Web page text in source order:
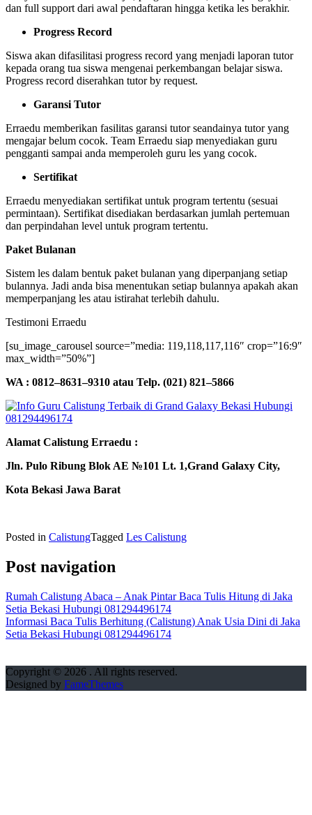
dan full support dari awal pendaftaran hingga ketika les berakhir.
Progress Record
Siswa akan difasilitasi progress record yang menjadi laporan tutor
kepada orang tua siswa mengenai perkembangan belajar siswa.
Progress record diserahkan tutor by request.
Garansi Tutor
Erraedu memberikan fasilitas garansi tutor seandainya tutor yang
mengajar belum cocok. Team Erraedu siap menyediakan guru
pengganti sampai anda memperoleh guru les yang cocok.
Sertifikat
Erraedu menyediakan sertifikat untuk program tertentu (sesuai
permintaan). Sertifikat disediakan berdasarkan jumlah pertemuan
dan perpindahan level untuk program tertentu.
Paket Bulanan
Sistem les dalam bentuk paket bulanan yang diperpanjang setiap
bulannya. Jadi anda bisa menentukan setiap bulannya apakah akan
memperpanjang les atau istirahat terlebih dahulu.
Testimoni Erraedu
[su_image_carousel source=”media: 119,118,117,116″ crop=”16:9″
max_width=”50%”]
WA : 0812–8631–9310 atau Telp. (021) 821–5866
Alamat Calistung Erraedu :
Jln. Pulo Ribung Blok AE №101 Lt. 1,Grand Galaxy City,
Kota Bekasi Jawa Barat
Posted in CalistungTagged Les Calistung
Post navigation
Rumah Calistung Abaca – Anak Pintar Baca Tulis Hitung di Jaka
Setia Bekasi Hubungi 081294496174
Informasi Baca Tulis Berhitung (Calistung) Anak Usia Dini di Jaka
Setia Bekasi Hubungi 081294496174
Copyright © 2026 . All rights reserved.
Designed by FameThemes